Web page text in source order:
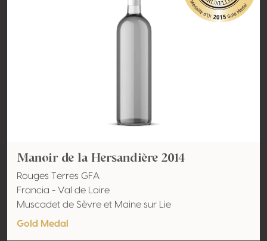
Manoir de la Hersandière 2014
Rouges Terres GFA
Francia - Val de Loire
Muscadet de Sèvre et Maine sur Lie
Gold Medal